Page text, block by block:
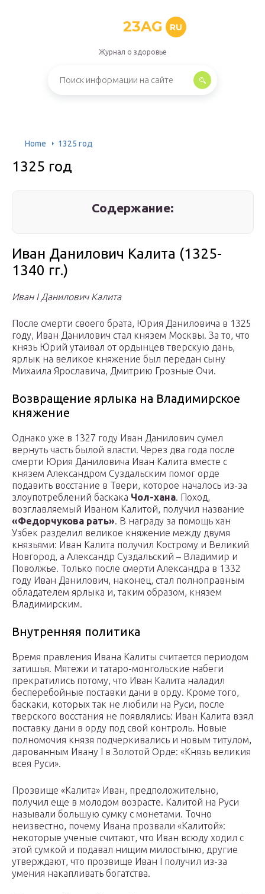
23AG RU
Журнал о здоровье
Home 1325 год
1325 год
Содержание:
Иван Данилович Калита (1325-
1340 гг.)
Иван I Данилович Калита
После смерти своего брата, Юрия Даниловича в 1325
году, Иван Данилович стал князем Москвы. За то, что
князь Юрий утаивал от ордынцев тверскую дань,
ярлык на великое княжение был передан сыну
Михаила Ярославича, Дмитрию Грозные Очи.
Возвращение ярлыка на Владимирское
княжение
Однако уже в 1327 году Иван Данилович сумел
вернуть часть былой власти. Через два года после
смерти Юрия Даниловича Иван Калита вместе с
князем Александром Суздальским помог орде
подавить восстание в Твери, которое началось из-за
злоупотреблений баскака Чол-хана. Поход,
возглавляемый Иваном Калитой, получил название
«Федорчукова рать». В награду за помощь хан
Узбек разделил великое княжение между двумя
князьями: Иван Калита получил Кострому и Великий
Новгород, а Александр Суздальский – Владимир и
Поволжье. Только после смерти Александра в 1332
году Иван Данилович, наконец, стал полноправным
обладателем ярлыка и, таким образом, князем
Владимирским.
Внутренняя политика
Время правления Ивана Калиты считается периодом
затишья. Мятежи и татаро-монгольские набеги
прекратились потому, что Иван Калита наладил
бесперебойные поставки дани в орду. Кроме того,
баскаки, которых так не любили на Руси, после
тверского восстания не появлялись: Иван Калита взял
поставку дани в орду под свой контроль. Новые
полномочия князя подчеркивались и новым титулом,
дарованным Ивану I в Золотой Орде: «Князь великия
всея Руси».
Прозвище «Калита» Иван, предположительно,
получил еще в молодом возрасте. Калитой на Руси
называли большую сумку с монетами. Точно
неизвестно, почему Ивана прозвали «Калитой»:
некоторые ученые считают, что Иван всюду ходил с
этой сумкой и подавал нищим милостыню, другие
утверждают, что прозвище Иван I получил из-за
умения накапливать богатства.